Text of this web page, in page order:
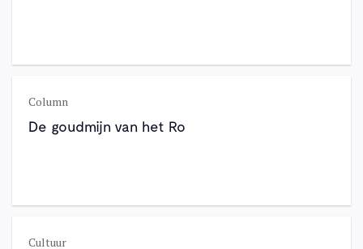
Column
De goudmijn van het Ro
Cultuur